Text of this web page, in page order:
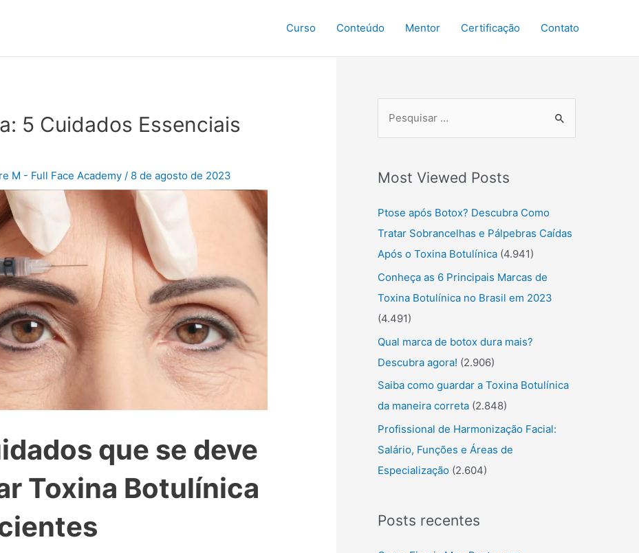
Curso Conteúdo Mentor Certificação Contato
5 Cuidados Essenciais
M - Full Face Academy/ 8 de agosto de 2023
que se deve
Toxina Botulínica
r
c
Most Viewed Posts
Ptose após Botox? Descubra Como
Tratar Sobrancelhas e Pálpebras Caídas
Após o Toxina Botulínica (4.941)
Conheça as 6 Principais Marcas de
Toxina Botulínica no Brasil em 2023
(4.491)
Qual marca de botox dura mais?
Descubra agora! (2.906)
Saiba como guardar a Toxina Botulínica
da maneira correta (2.848)
Profissional de Harmonização Facial:
Salário, Funções e Áreas de
Especialização (2.604)
Posts recentes